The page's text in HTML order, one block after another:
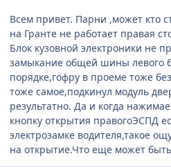
Всем привет. Парни ,может кто
на Гранте не работает правая
Блок кузовной электроники не
замыкание общей шины левого
порядке,гофру в проеме тоже
тоже самое,подкинул модуль
результатно. Да и когда
кнопку открытия правогоЭСПД
электрозамке водителя,такое
на открытие.Что еще может